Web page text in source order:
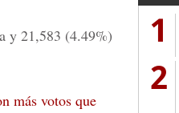
y 21,583 (4.49%)
más votos que
1
2